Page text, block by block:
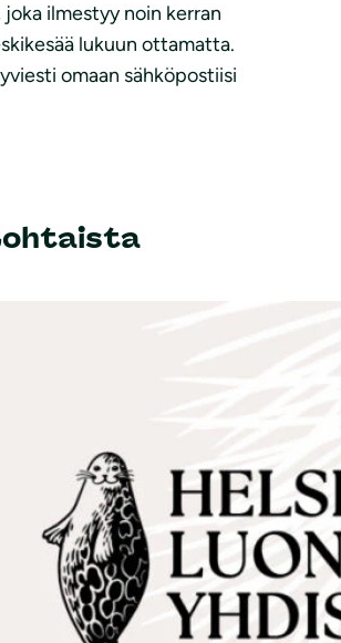
ilmestyy noin kerran
lukuun ottamatta.
omaan sähköpostiisi